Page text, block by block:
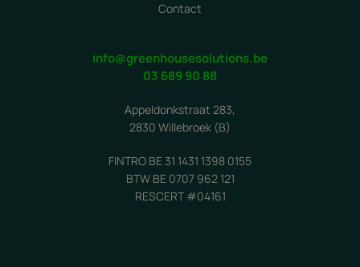
Contact
info@greenhousesolutions.be
03 689 90 88
Appeldonkstraat 283,
2830 Willebroek (B)
FINTRO BE 31 1431 1398 0155
BTW BE 0707 962 121
RESCERT #04161